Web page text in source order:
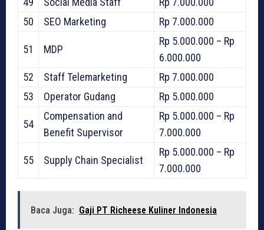
50
SEO Marketing Rp 7.000.000
51 MDP
Rp 5.000.000 – Rp
6.000.000
52
Staff Telemarketing
Rp 7.000.000
53
Operator Gudang Rp 5.000.000
54
Compensation and
Benefit Supervisor
Rp 5.000.000 – Rp
7.000.000
55 Supply Chain Specialist
Rp 5.000.000 – Rp
7.000.000
Baca Juga: Gaji PT Richeese Kuliner Indonesia